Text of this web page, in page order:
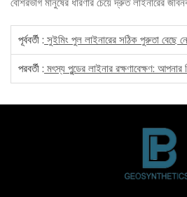
পূর্ববর্তী : সুইমিং পুল লাইনারের সঠিক পুরুতা বেছে
পরবর্তী : মৎস্য পুন্ডের লাইনার রক্ষণাবেক্ষণ: